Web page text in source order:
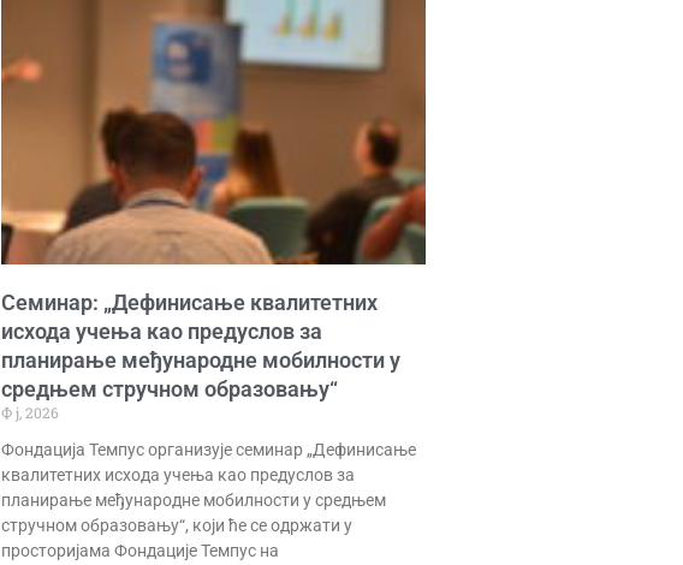
Семинар: „Дефинисање квалитетних
исхода учења као предуслов за
планирање међународне мобилности у
средњем стручном образовању“
Ф ј, 2026
Фондација Темпус организује семинар „Дефинисање
квалитетних исхода учења као предуслов за
планирање међународне мобилности у средњем
стручном образовању“, који ће се одржати у
просторијама Фондације Темпус на